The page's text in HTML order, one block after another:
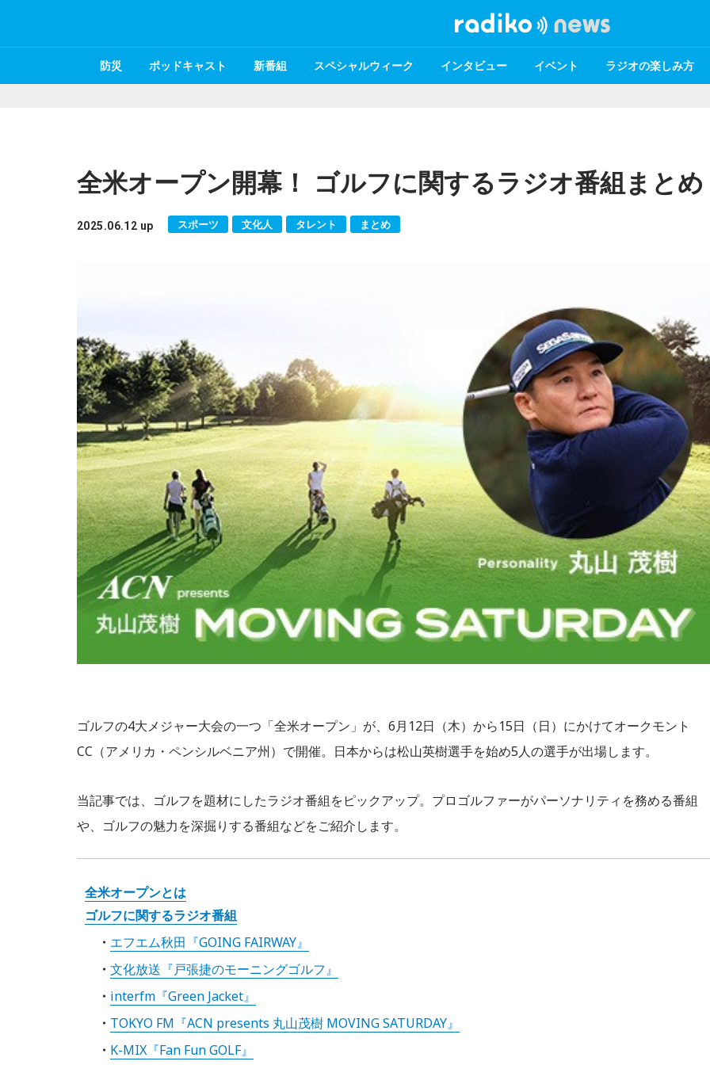
防災 ポッドキャスト 新番組 スペシャルウィーク インタビュー イベント ラジオの楽しみ方
全米オープン開幕！ ゴルフに関するラジオ番組まとめ
2025.06.12 up スポーツ 文化人 タレント まとめ
ゴルフの4大メジャー大会の一つ「全米オープン」が、6月12日（木）から15日（日）にかけてオークモント
CC（アメリカ・ペンシルベニア州）で開催。日本からは松山英樹選手を始め5人の選手が出場します。
当記事では、ゴルフを題材にしたラジオ番組をピックアップ。プロゴルファーがパーソナリティを務める番組
や、ゴルフの魅力を深掘りする番組などをご紹介します。
全米オープンとは
ゴルフに関するラジオ番組
エフエム秋田『GOING FAIRWAY』
文化放送『戸張捷のモーニングゴルフ』
interfm『Green Jacket』
TOKYO FM『ACN presents 丸山茂樹 MOVING SATURDAY』
K-MIX『Fan Fun GOLF』